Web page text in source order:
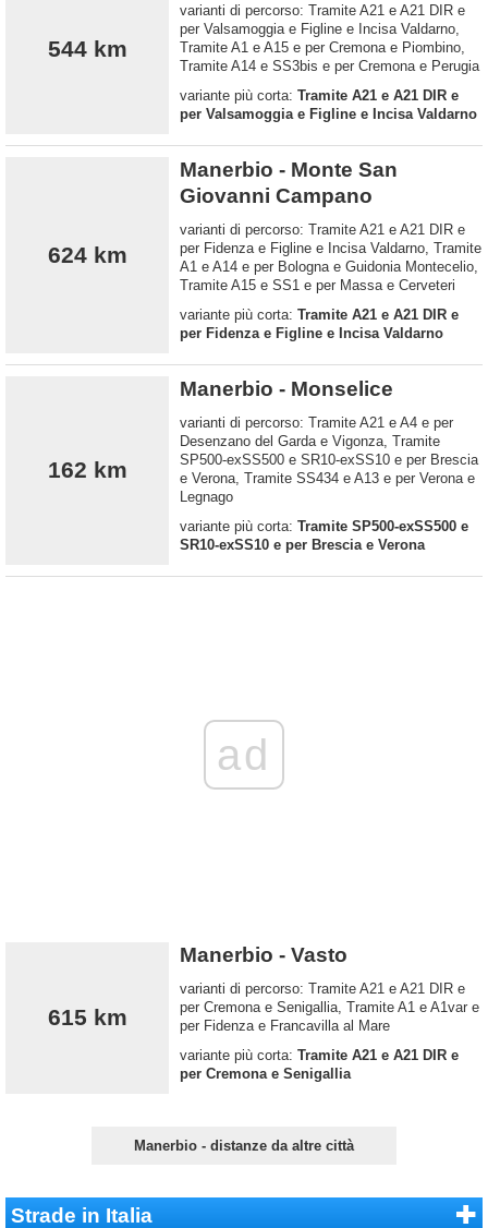
544 km
varianti di percorso: Tramite A21 e A21 DIR e
per Valsamoggia e Figline e Incisa Valdarno,
Tramite A1 e A15 e per Cremona e Piombino,
Tramite A14 e SS3bis e per Cremona e Perugia
variante più corta: Tramite A21 e A21 DIR e
per Valsamoggia e Figline e Incisa Valdarno
624 km
Manerbio - Monte San
Giovanni Campano
varianti di percorso: Tramite A21 e A21 DIR e
per Fidenza e Figline e Incisa Valdarno, Tramite
A1 e A14 e per Bologna e Guidonia Montecelio,
Tramite A15 e SS1 e per Massa e Cerveteri
variante più corta: Tramite A21 e A21 DIR e
per Fidenza e Figline e Incisa Valdarno
162 km
Manerbio - Monselice
varianti di percorso: Tramite A21 e A4 e per
Desenzano del Garda e Vigonza, Tramite
SP500-exSS500 e SR10-exSS10 e per Brescia
e Verona, Tramite SS434 e A13 e per Verona e
Legnago
variante più corta: Tramite SP500-exSS500 e
SR10-exSS10 e per Brescia e Verona
ad
615 km
Manerbio - Vasto
varianti di percorso: Tramite A21 e A21 DIR e
per Cremona e Senigallia, Tramite A1 e A1var e
per Fidenza e Francavilla al Mare
variante più corta: Tramite A21 e A21 DIR e
per Cremona e Senigallia
Manerbio - distanze da altre città
Strade in Italia